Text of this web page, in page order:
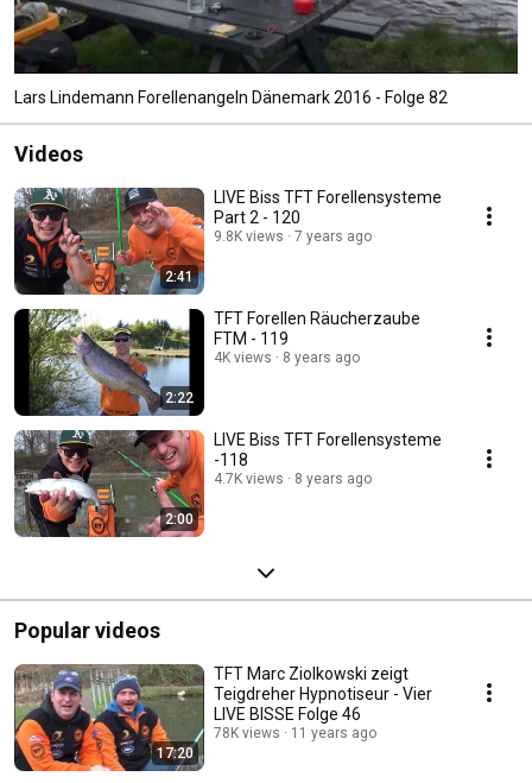
Lars Lindemann Forellenangeln Dänemark 2016 - Folge 82
Videos
2:41
LIVE Biss TFT Forellensysteme
Part 2 - 120
9.8K views 7 years ago
2:22
TFT Forellen Räucherzaube
FTM - 119
4K views 8 years ago
2:00
LIVE Biss TFT Forellensysteme
-118
4.7K views 8 years ago
Popular videos
17:20
TFT Marc Ziolkowski zeigt
Teigdreher Hypnotiseur - Vier
LIVE BISSE Folge 46
78K views 11 years ago